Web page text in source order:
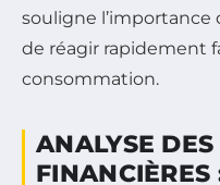
souligne l’importance
de réagir rapidement
consommation.
ANALYSE